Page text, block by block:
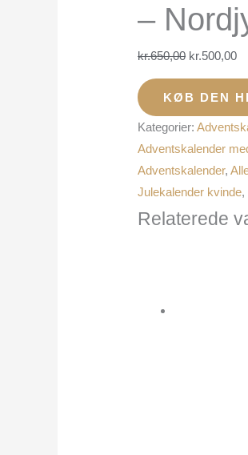
–
kr.650,00 kr.500,00
KØB DEN
Kategorier:
Adventskalender
Adventskalender,
Julekalender kvinde,
Relaterede